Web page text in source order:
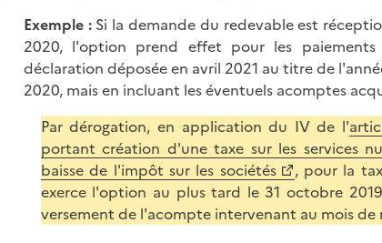
Exemple :Si la demande du redevable est
2020, l'option prend effet pour les
déclaration déposée en avril 2021 au titre de
2020, mais en incluant les éventuels acomptes
Par dérogation, en application du IV de l'
portant création d'une taxe sur les services
baisse de l'impôt sur les sociétés
, pour la
exerce l'option au plus tard le 31 octobre
versement de l'acompte intervenant au mois de